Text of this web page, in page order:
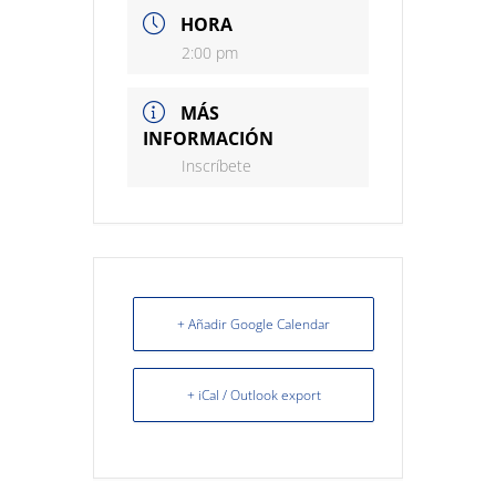
HORA
2:00 pm
MÁS
INFORMACIÓN
Inscríbete
+ Añadir Google Calendar
+ iCal / Outlook export